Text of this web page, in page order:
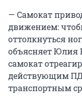
— Самокат
движением:
оттолкнуться
объясняет Юлия
самокат
действующим
транспортным